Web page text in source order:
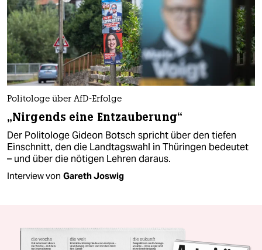
Politologe über AfD-Erfolge
„Nirgends eine Entzauberung“
Der Politologe Gideon Botsch spricht über den tiefen
Einschnitt, den die Landtagswahl in Thüringen bedeutet
– und über die nötigen Lehren daraus.
Interview von Gareth Joswig